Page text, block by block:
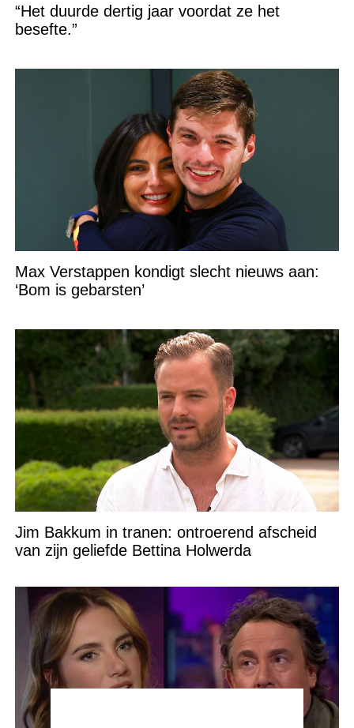
“Het duurde dertig jaar voordat ze het
besefte.”
Max Verstappen kondigt slecht nieuws aan:
‘Bom is gebarsten’
Jim Bakkum in tranen: ontroerend afscheid
van zijn geliefde Bettina Holwerda